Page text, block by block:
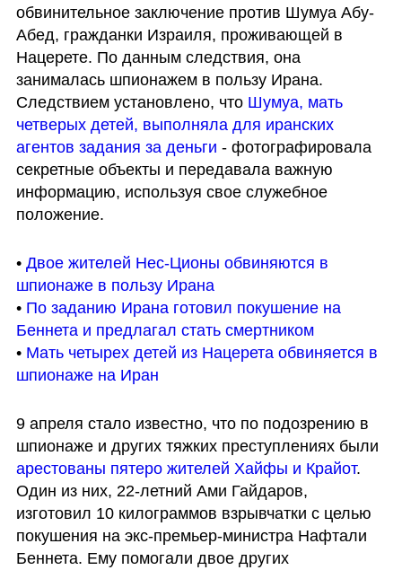
обвинительное заключение против Шумуа Абу-
Абед, гражданки Израиля, проживающей в
Нацерете. По данным следствия, она
занималась шпионажем в пользу Ирана.
Следствием установлено, что Шумуа, мать
четверых детей, выполняла для иранских
агентов задания за деньги - фотографировала
секретные объекты и передавала важную
информацию, используя свое служебное
положение.
• Двое жителей Нес-Ционы обвиняются в
шпионаже в пользу Ирана
• По заданию Ирана готовил покушение на
Беннета и предлагал стать смертником
• Мать четырех детей из Нацерета обвиняется в
шпионаже на Иран
9 апреля стало известно, что по подозрению в
арестованы пятеро жителей Хайфы и Крайот.
Один из них, 22-летний Ами Гайдаров,
изготовил 10 килограммов взрывчатки с целью
покушения на экс-премьер-министра Нафтали
Беннета. Ему помогали двое других